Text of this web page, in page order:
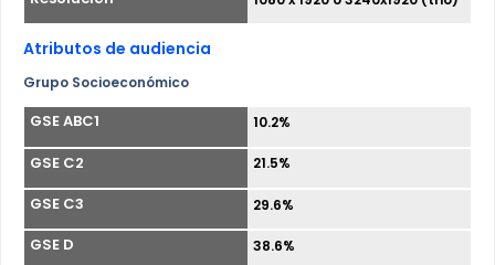
Atributos de audiencia
Grupo Socioeconómico
GSE ABC1 10.2%
GSE C2 21.5%
GSE C3 29.6%
GSE D
38.6%